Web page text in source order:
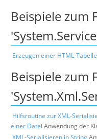
Beispiele zum
Erzeugen einer HTML-
Beispiele zum
Hilfsroutine zur XML-
einer Datei Anwendung der
XML-Serialisieren in String